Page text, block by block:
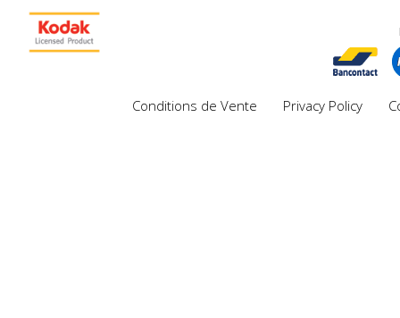
Conditions de Vente Privacy Policy